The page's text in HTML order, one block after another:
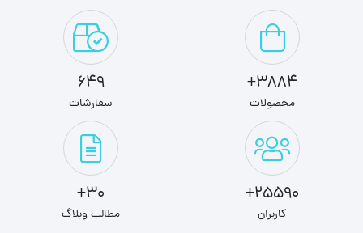
3884+
محصولات
649
سفارشات
25590+
کاربران
30+
مطالب وبلاگ